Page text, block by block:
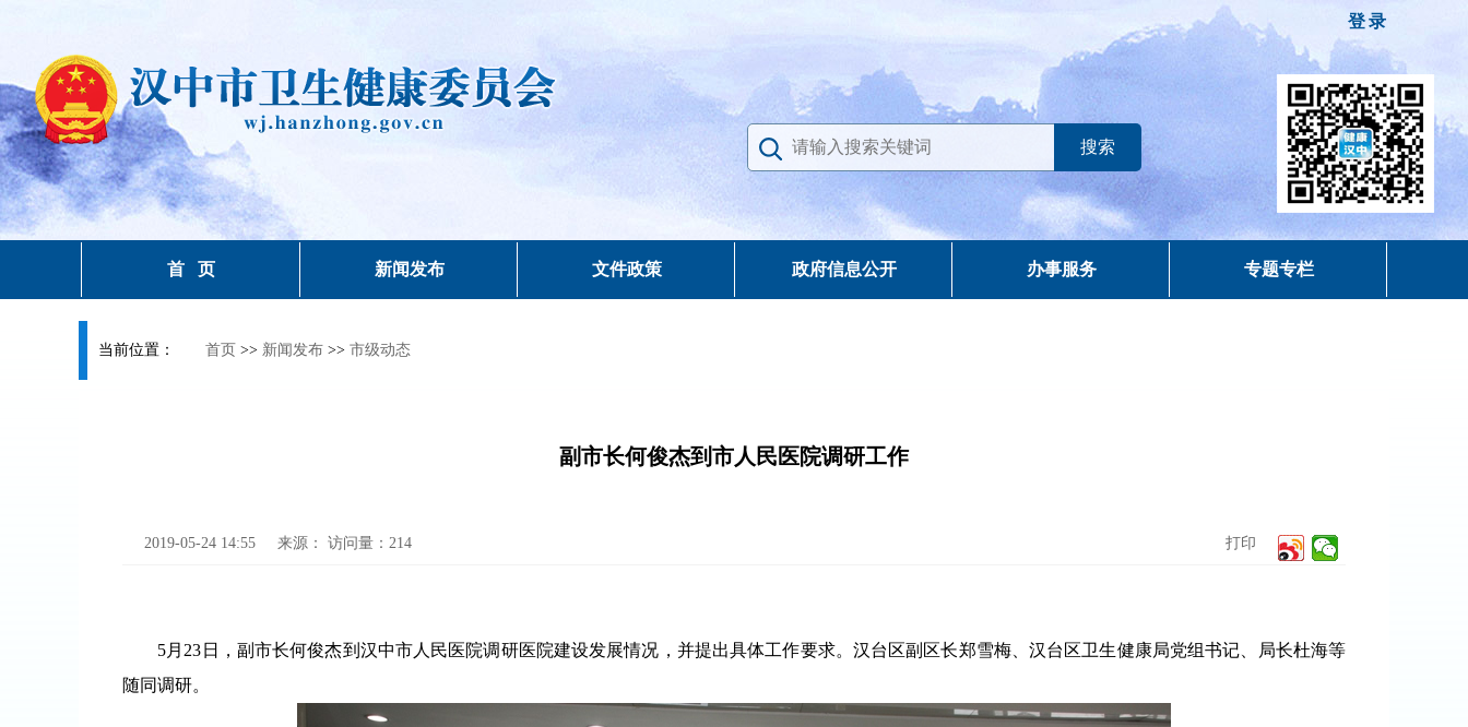
登录
首 页 新闻发布 文件政策 政府信息公开 办事服务 专题专栏
当前位置： 首页 >> 新闻发布 >> 市级动态
副市长何俊杰到市人民医院调研工作
2019-05-24 14:55 来源： 访问量： 214 打印
5月23日，副市长何俊杰到汉中市人民医院调研医院建设发展情况，并提出具体工作要求。汉台区副区长郑雪梅、汉台区卫生健康局党组书记、局长杜海等
随同调研。